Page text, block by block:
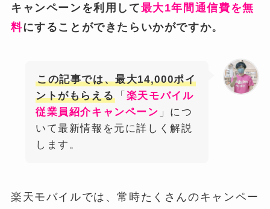
キャンペーンを利用して最大1年間通信費を無
料にすることができたらいかがですか。
この記事では、最大14,000ポイ
ントがもらえる
「 楽天モバイル
従業員紹介キャンペーン 」につ
いて最新情報を元に詳しく解説
します。
楽天モバイルでは、常時たくさんのキャンペー